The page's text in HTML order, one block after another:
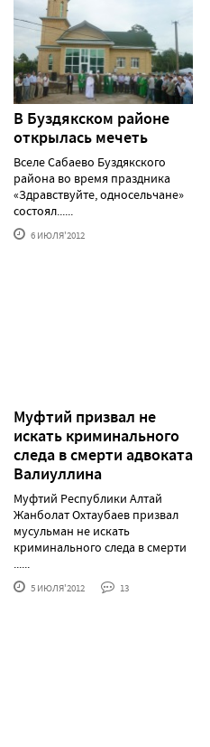
В Буздякском районе
открылась мечеть
Вселе Сабаево Буздякского
района во время праздника
«Здравствуйте, односельчане»
состоял......
6 ИЮЛЯ'2012
Муфтий призвал не
искать криминального
следа в смерти адвоката
Валиуллина
Муфтий Республики Алтай
Жанболат Охтаубаев призвал
мусульман не искать
криминального следа в смерти
......
5 ИЮЛЯ'2012 13